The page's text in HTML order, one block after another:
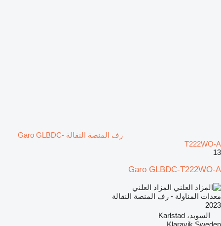
رف المنصة النقالة Garo GLBDC-
T222WO-A
13
Garo GLBDC-T222WO-A
المزاد العلني
معدات المناولة - رف المنصة النقالة
2023
السويد، Karlstad
Klaravik Sweden